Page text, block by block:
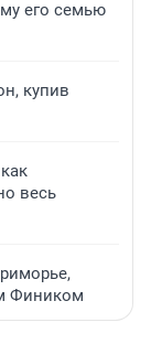
его семью
купив
весь
Фиником